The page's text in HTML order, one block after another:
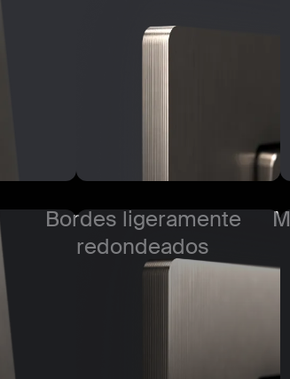
Bordes ligeramente
redondeados